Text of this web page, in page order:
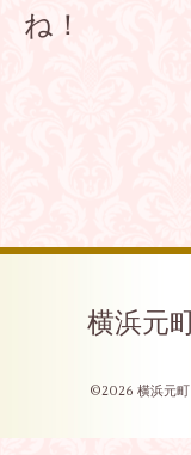
ね！
横浜元
©2026 横浜元